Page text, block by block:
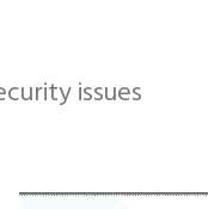
issues